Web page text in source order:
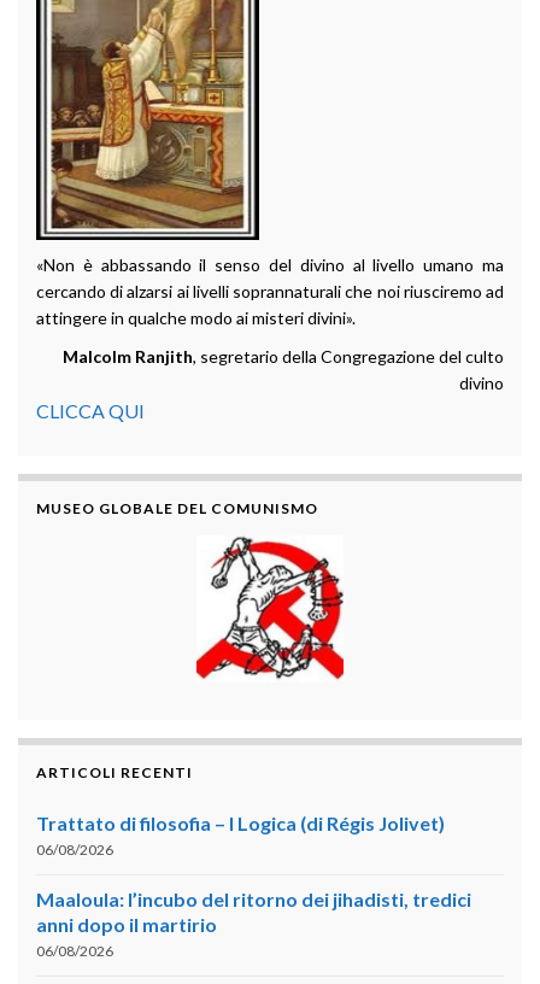
«Non è abbassando il senso del divino al livello umano ma
cercando di alzarsi ai livelli soprannaturali che noi riusciremo ad
attingere in qualche modo ai misteri divini».
Malcolm Ranjith, segretario della Congregazione del culto
divino
CLICCA QUI
MUSEO GLOBALE DEL COMUNISMO
ARTICOLI RECENTI
Trattato di filosofia – I Logica (di Régis Jolivet)
06/08/2026
Maaloula: l’incubo del ritorno dei jihadisti, tredici
anni dopo il martirio
06/08/2026